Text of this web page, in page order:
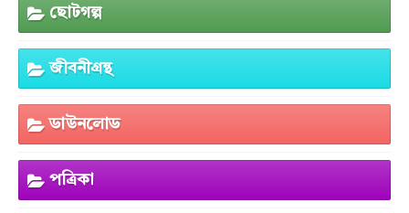
ছোটগল্প
জীবনীগ্রন্থ
ডাউনলোড
পত্রিকা